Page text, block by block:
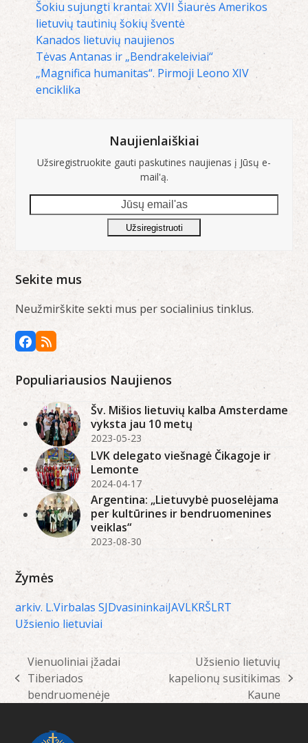
Šokiu sujungti krantai: XVII Šiaurės Amerikos
lietuvių tautinių šokių šventė
Kanados lietuvių naujienos
Tėvas Antanas ir „Bendrakeleiviai“
„Magnifica humanitas“. Pirmoji Leono XIV
enciklika
Naujienlaiškiai
Užsiregistruokite gauti paskutines naujienas į Jūsų e-
mail'ą.
email'as
Užsiregistruoti
Sekite mus
Neužmirškite sekti mus per socialinius tinklus.
Facebook
RSS
Populiariausios Naujienos
Šv. Mišios lietuvių kalba Amsterdame
vyksta jau 10 metų
2023-05-23
LVK delegato viešnagė Čikagoje ir
Lemonte
2024-04-17
Argentina: „Lietuvybė puoselėjama
per kultūrines ir bendruomenines
veiklas“
2023-08-30
Žymės
arkiv. L.Virbalas SJDvasininkaiJAVLKRŠLRT
Užsienio lietuviai
previous
post:
Vienuoliniai įžadai
Tiberiados
bendruomenėje
next
post:
Užsienio lietuvių
kapelionų susitikimas
Kaune